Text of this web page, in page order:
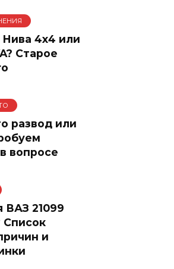
4х4 или
Старое
развод или
вопросе
ВАЗ 21099
Список
и